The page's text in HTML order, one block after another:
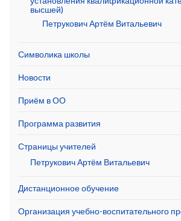
высшей)
Петрукович Артём Витальевич
Символика школы
Новости
Приём в ОО
Программа развития
Страницы учителей
Петрукович Артём Витальевич
Дистанционное обучение
Организация учебно-воспитательного